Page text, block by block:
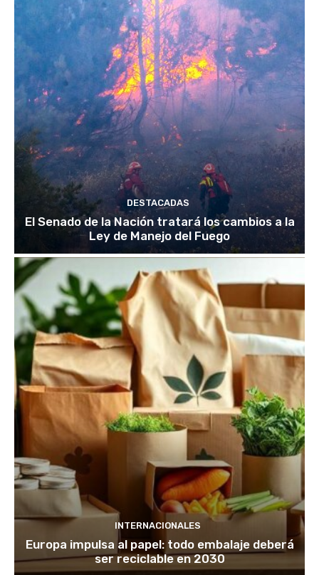
DESTACADAS
El Senado de la Nación tratará los cambios a la
Ley de Manejo del Fuego
INTERNACIONALES
Europa impulsa al papel: todo embalaje deberá
ser reciclable en 2030